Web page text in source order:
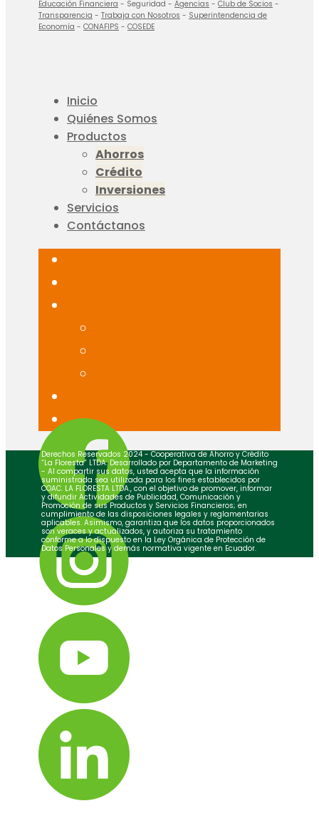
Educación Financiera - Seguridad - Agencias - Club de Socios -
Transparencia - Trabaja con Nosotros - Superintendencia de
Economía - CONAFIPS - COSEDE
Inicio
Quiénes Somos
Productos
Ahorros
Crédito
Inversiones
Servicios
Contáctanos
Contáctanos
Dere​chos Reservados 2024 - Cooperativa de Ahorro y Crédito
“La Floresta” LTDA. Desarrollado por Departamento de Marketing​
- ​Al compartir sus datos, usted acepta que la información
suministrada sea utilizada para los fines establecidos por
COAC. LA FLORESTA LTDA., con el objetivo de promover, informar
y difundir Actividades de Publicidad, Comunicación y
Promoción de sus Productos y Servicios Financieros; en
cumplimiento de las disposiciones legales y reglamentarias
aplicables. Asimismo, garantiza que los datos proporcionados
son veraces y actualizados, y autoriza su tratamiento
conforme a lo dispuesto en la Ley Orgánica de Protección de
Datos Personales y demás normativa vigente en Ecuador.